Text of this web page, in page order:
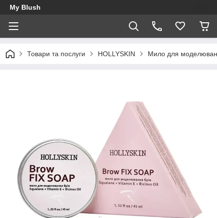
My Blush
Товари та послуги HOLLYSKIN Мило для